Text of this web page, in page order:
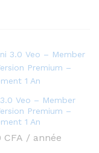
Veo – Member
Premium –
1 An
CFA / année